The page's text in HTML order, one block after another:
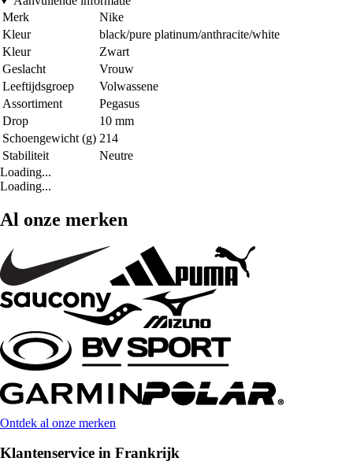
Merk
Nike
Kleur
black/pure platinum/anthracite/white
Kleur
Zwart
Geslacht
Vrouw
Leeftijdsgroep
Volwassene
Assortiment
Pegasus
Drop
10 mm
Schoengewicht (g) 214
Stabiliteit
Neutre
Loading...
Loading...
Al onze merken
Ontdek al onze merken
Klantenservice in Frankrijk